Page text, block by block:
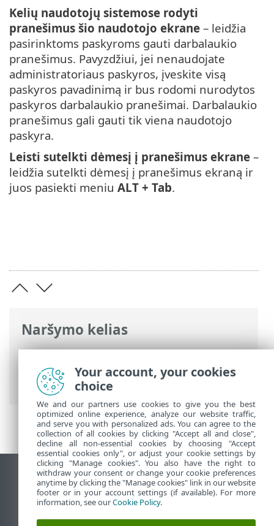
Naršymo kelias
ESET interneto žinynas>ESET NOD32
Antivirus
>Išplėstinis nustatymas>
Pranešimai> Darbalaukio pranešimai
Kelių naudotojų sistemose rodyti
pranešimus šio naudotojo ekrane – leidžia
pasirinktoms paskyroms gauti darbalaukio
pranešimus. Pavyzdžiui, jei nenaudojate
administratoriaus paskyros, įveskite visą
paskyros pavadinimą ir bus rodomi nurodytos
paskyros darbalaukio pranešimai. Darbalaukio
pranešimus gali gauti tik viena naudotojo
paskyra.
Leisti sutelkti dėmesį į pranešimus ekrane –
leidžia sutelkti dėmesį į pranešimus ekraną ir
juos pasiekti meniu ALT + Tab.
Rodyti darbalaukio tinklavietę
End of Life
ESET žinių bazė
Your account, your cookies
choice
We and our partners use cookies to give you the best
optimized online experience, analyze our website traffic,
and serve you with personalized ads. You can agree to the
collection of all cookies by clicking "Accept all and close",
decline all non-essential cookies by choosing "Accept
essential cookies only", or adjust your cookie settings by
clicking "Manage cookies". You also have the right to
withdraw your consent or change your cookie preferences
anytime by clicking the "Manage cookies" link in our website
footer or in your account settings (if available). For more
information, see ourCookie Policy.